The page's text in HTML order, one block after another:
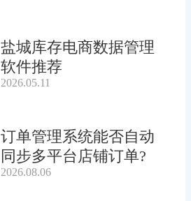
盐城库存电商数据管理
软件推荐
2026.05.11
订单管理系统能否自动
同步多平台店铺订单?
2026.08.06